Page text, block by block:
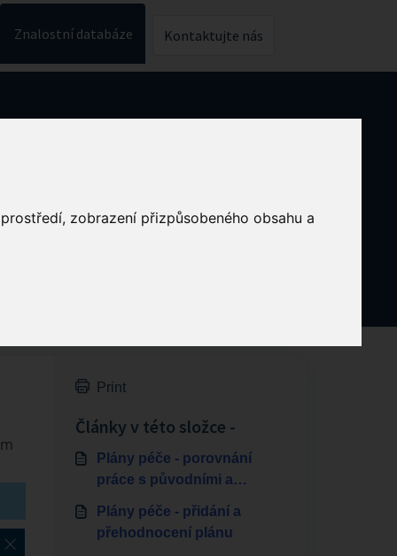
zobrazení přizpůsobeného obsahu a
Znalostní databáze Kontaktujte nás
Print
Články v této složce -
Plány péče - porovnání
práce s původními a
Plány péče - přidání a
přehodnocení plánu